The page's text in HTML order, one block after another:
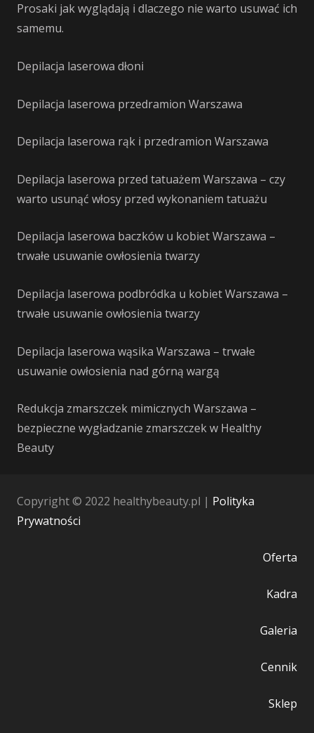
Prosaki jak wyglądają i dlaczego nie warto usuwać ich
samemu.
Depilacja laserowa dłoni
Depilacja laserowa przedramion Warszawa
Depilacja laserowa rąk i przedramion Warszawa
Depilacja laserowa przed tatuażem Warszawa – czy
warto usunąć włosy przed wykonaniem tatuażu
Depilacja laserowa baczków u kobiet Warszawa –
trwałe usuwanie owłosienia twarzy
Depilacja laserowa podbródka u kobiet Warszawa –
trwałe usuwanie owłosienia twarzy
Depilacja laserowa wąsika Warszawa – trwałe
usuwanie owłosienia nad górną wargą
Redukcja zmarszczek mimicznych Warszawa –
bezpieczne wygładzanie zmarszczek w Healthy
Beauty
Copyright © 2022 healthybeauty.pl | Polityka
Prywatności
Oferta
Kadra
Galeria
Cennik
Sklep